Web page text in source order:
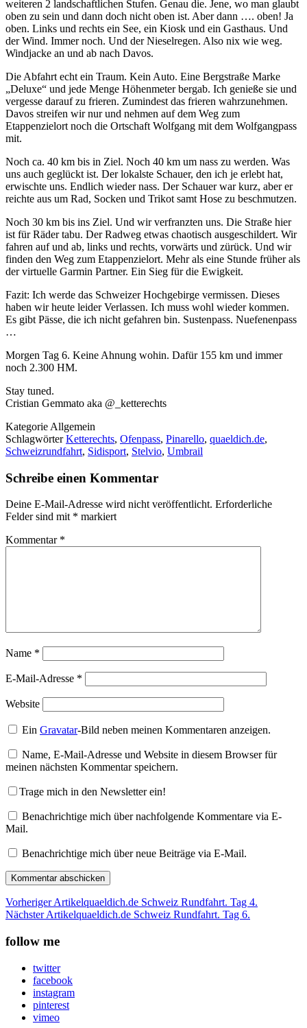
weiteren 2 landschaftlichen Stufen. Genau die. Jene, wo man glaubt
oben zu sein und dann doch nicht oben ist. Aber dann …. oben! Ja
oben. Links und rechts ein See, ein Kiosk und ein Gasthaus. Und
der Wind. Immer noch. Und der Nieselregen. Also nix wie weg.
Windjacke an und ab nach Davos.
Die Abfahrt echt ein Traum. Kein Auto. Eine Bergstraße Marke
„Deluxe“ und jede Menge Höhenmeter bergab. Ich genieße sie und
vergesse darauf zu frieren. Zumindest das frieren wahrzunehmen.
Davos streifen wir nur und nehmen auf dem Weg zum
Etappenzielort noch die Ortschaft Wolfgang mit dem Wolfgangpass
mit.
Noch ca. 40 km bis in Ziel. Noch 40 km um nass zu werden. Was
uns auch geglückt ist. Der lokalste Schauer, den ich je erlebt hat,
erwischte uns. Endlich wieder nass. Der Schauer war kurz, aber er
reichte aus um Rad, Socken und Trikot samt Hose zu beschmutzen.
Noch 30 km bis ins Ziel. Und wir verfranzten uns. Die Straße hier
ist für Räder tabu. Der Radweg etwas chaotisch ausgeschildert. Wir
fahren auf und ab, links und rechts, vorwärts und zürück. Und wir
finden den Weg zum Etappenzielort. Mehr als eine Stunde früher als
der virtuelle Garmin Partner. Ein Sieg für die Ewigkeit.
Fazit: Ich werde das Schweizer Hochgebirge vermissen. Dieses
haben wir heute leider Verlassen. Ich muss wohl wieder kommen.
Es gibt Pässe, die ich nicht gefahren bin. Sustenpass. Nuefenenpass
…
Morgen Tag 6. Keine Ahnung wohin. Dafür 155 km und immer
noch 2.300 HM.
Stay tuned.
Cristian Gemmato aka @_ketterechts
Kategorie Allgemein
SchlagwörterKetterechts, Ofenpass, Pinarello, quaeldich.de,
Schweizrundfahrt, Sidisport, Stelvio, Umbrail
Schreibe einen Kommentar
Deine E-Mail-Adresse wird nicht veröffentlicht. Erforderliche
Felder sind mit * markiert
Kommentar *
Name *
E-Mail-Adresse *
Website
EinGravatar-Bild neben meinen Kommentaren anzeigen.
Name, E-Mail-Adresse und Website in diesem Browser für
meinen nächsten Kommentar speichern.
Trage mich in den Newsletter ein!
Benachrichtige mich über nachfolgende Kommentare via E-
Mail.
Benachrichtige mich über neue Beiträge via E-Mail.
Vorheriger Artikelquaeldich.de Schweiz Rundfahrt. Tag 4.
Nächster Artikelquaeldich.de Schweiz Rundfahrt. Tag 6.
follow me
twitter
facebook
instagram
pinterest
vimeo